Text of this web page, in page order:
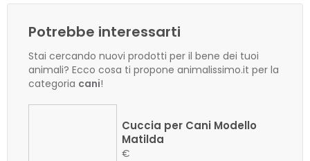
Potrebbe interessarti
Stai cercando nuovi prodotti per il bene dei tuoi
animali? Ecco cosa ti propone animalissimo.it per la
categoria cani!
Cuccia per Cani Modello
Matilda
€